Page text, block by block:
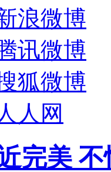
浪微博
讯微博
狐微博
人网
完美